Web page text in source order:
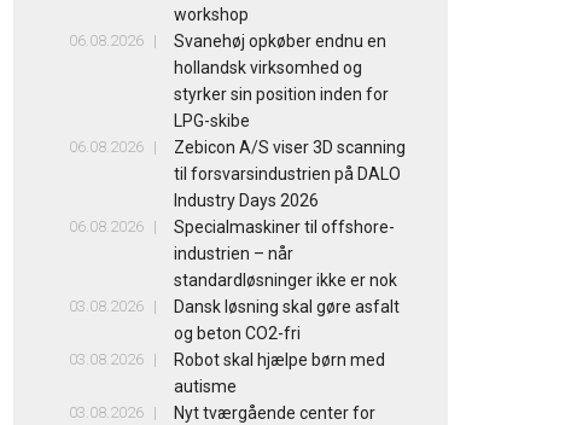
workshop
06.08.2026
Svanehøj opkøber endnu en
hollandsk virksomhed og
styrker sin position inden for
LPG-skibe
06.08.2026
Zebicon A/S viser 3D scanning
til forsvarsindustrien på DALO
Industry Days 2026
06.08.2026
Specialmaskiner til offshore-
industrien – når
standardløsninger ikke er nok
03.08.2026
Dansk løsning skal gøre asfalt
og beton CO2-fri
03.08.2026
Robot skal hjælpe børn med
autisme
03.08.2026
Nyt tværgående center for